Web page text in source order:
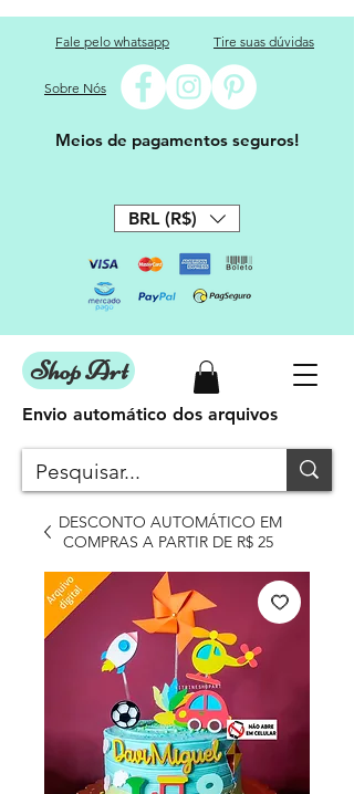
Fale pelo whatsapp Tire suas dúvidas
Sobre Nós
Meios de pagamentos seguros!
BRL (R$)
Shop Art
DESCONTO AUTOMÁTICO EM
COMPRAS A PARTIR DE R$ 25
Envio automático dos arquivos